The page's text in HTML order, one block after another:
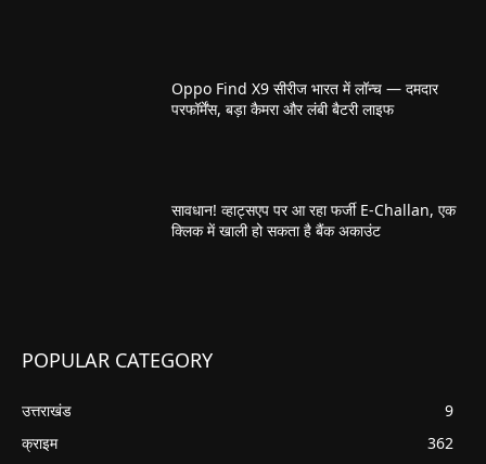
Oppo Find X9 सीरीज भारत में लॉन्च — दमदार
परफॉर्मेंस, बड़ा कैमरा और लंबी बैटरी लाइफ
सावधान! व्हाट्सएप पर आ रहा फर्जी E-Challan, एक
क्लिक में खाली हो सकता है बैंक अकाउंट
POPULAR CATEGORY
उत्तराखंड
9
क्राइम
362